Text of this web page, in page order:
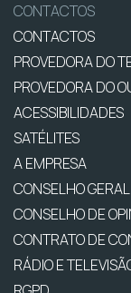
CONTACTOS
CONTACTOS
PROVEDORA DO
PROVEDORA DO
ACESSIBILIDADES
SATÉLITES
A EMPRESA
CONSELHO
CONSELHO DE
CONTRATO DE
RÁDIO E